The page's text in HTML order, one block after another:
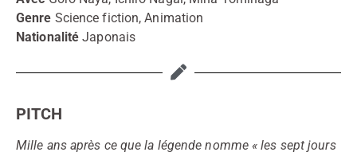
Genre Science fiction, Animation
Nationalité Japonais
PITCH
Mille ans après ce que la légende nomme « les sept jours